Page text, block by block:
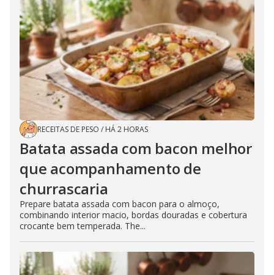
RECEITAS DE PESO / HÁ 2 HORAS
Batata assada com bacon melhor
que acompanhamento de
churrascaria
Prepare batata assada com bacon para o almoço,
combinando interior macio, bordas douradas e cobertura
crocante bem temperada. The...